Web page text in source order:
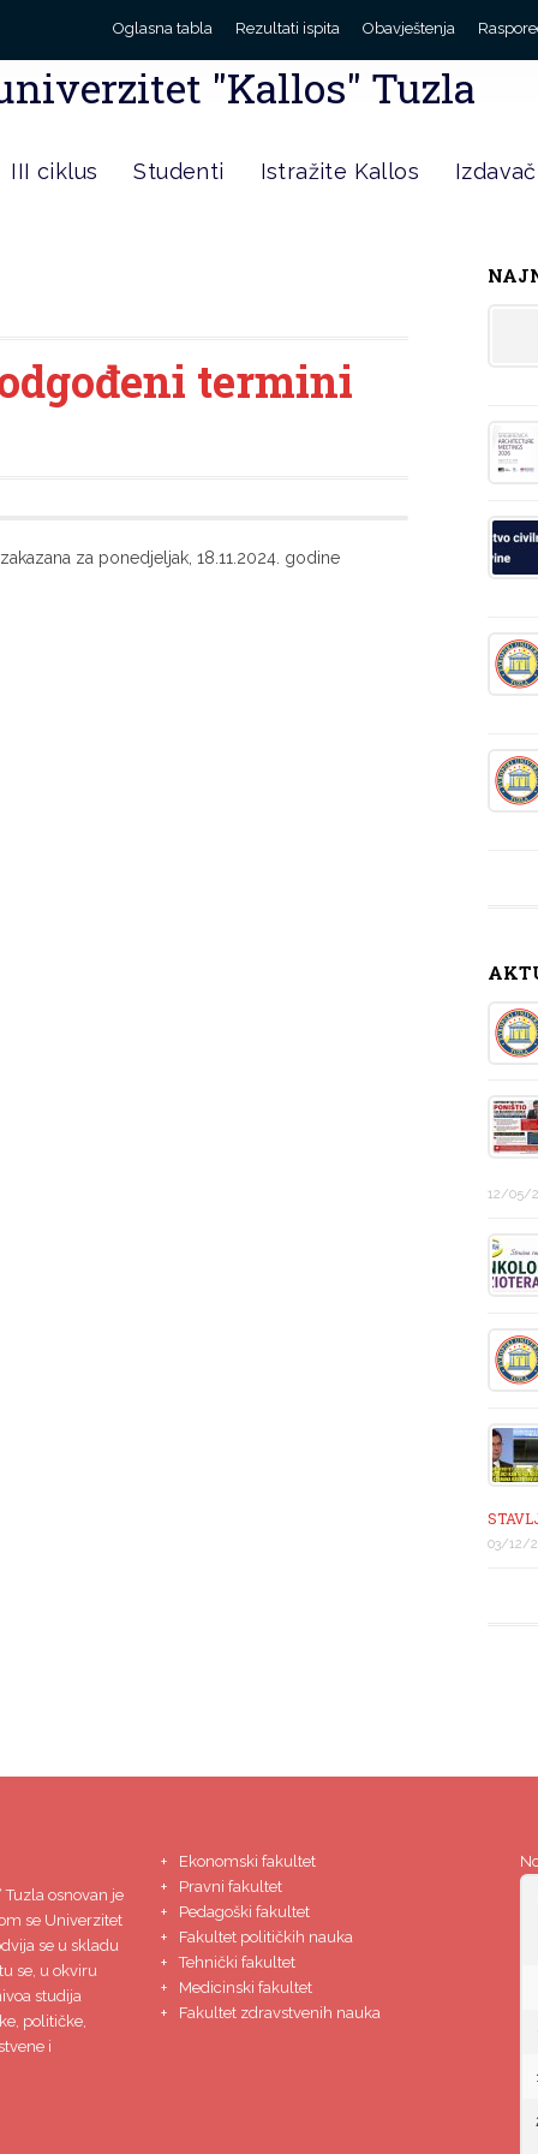
Oglasna tabla Rezultati ispita Obavještenja
"Kallos" Tuzla
III ciklus Studenti Istražite Kallos
termini
za ponedjeljak, 18.11.2024. godine
12/05/
03/12/
Tuzlaosnovan je
se Univerzitet
se u skladu
se, u okviru
studija
političke,
i
Ekonomski fakultet
Pravni fakultet
Pedagoški fakultet
Fakultet političkih nauka
Tehnički fakultet
Medicinski fakultet
Fakultet zdravstvenih nauka